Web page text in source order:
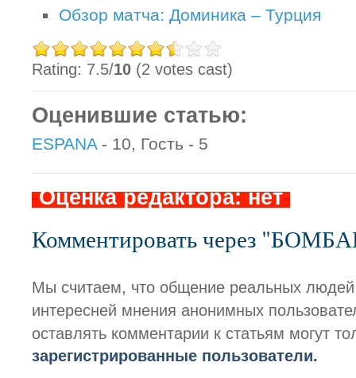
Обзор матча: Доминика – Турция
Rating: 7.5/10 (2 votes cast)
Оценившие статью:
ESPANA- 10, Гость - 5
-Оценка редактора: нет-
Комментировать через
Мы считаем, что общение реальных
интересней мнения анонимных
оставлять комментарии к статьям могут
зарегистрированные пользователи.